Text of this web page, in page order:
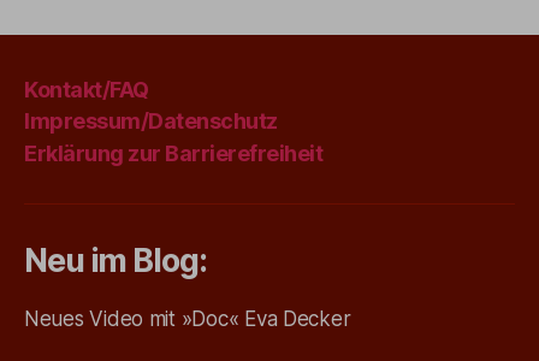
Kontakt/FAQ
Impressum/Datenschutz
Erklärung zur Barrierefreiheit
Neu im Blog:
Neues Video mit »Doc« Eva Decker